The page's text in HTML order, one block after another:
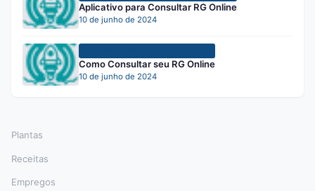
Aplicativo para Consultar RG Online
10 de junho de 2024
Como Consultar seu RG Online
10 de junho de 2024
Plantas
Receitas
Empregos